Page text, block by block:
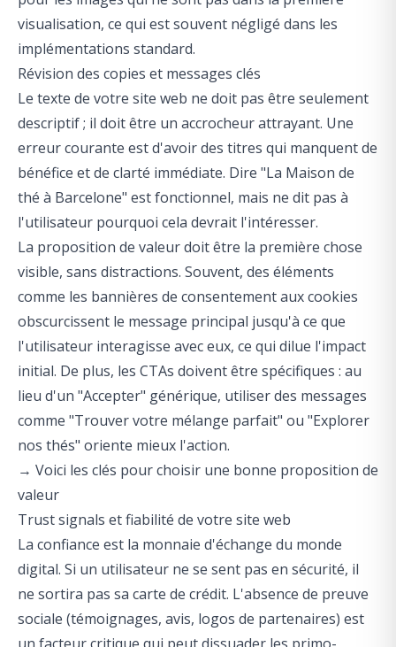
visualisation, ce qui est souvent négligé dans les
implémentations standard.
Révision des copies et messages clés
Le texte de votre site web ne doit pas être seulement
descriptif ; il doit être un accrocheur attrayant. Une
erreur courante est d'avoir des titres qui manquent de
bénéfice et de clarté immédiate. Dire "La Maison de
thé à Barcelone" est fonctionnel, mais ne dit pas à
l'utilisateur pourquoi cela devrait l'intéresser.
La proposition de valeur doit être la première chose
visible, sans distractions. Souvent, des éléments
comme les bannières de consentement aux cookies
obscurcissent le message principal jusqu'à ce que
l'utilisateur interagisse avec eux, ce qui dilue l'impact
initial. De plus, les CTAs doivent être spécifiques : au
lieu d'un "Accepter" générique, utiliser des messages
comme "Trouver votre mélange parfait" ou "Explorer
nos thés" oriente mieux l'action.
→ Voici les clés pour choisir une bonne proposition de
valeur
Trust signals et fiabilité de votre site web
La confiance est la monnaie d'échange du monde
digital. Si un utilisateur ne se sent pas en sécurité, il
ne sortira pas sa carte de crédit. L'absence de preuve
sociale (témoignages, avis, logos de partenaires) est